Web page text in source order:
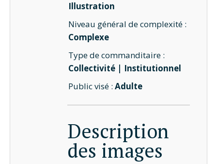
Illustration
Niveau général de complexité :
Complexe
Type de commanditaire :
Collectivité | Institutionnel
Public visé :Adulte
Description
des images